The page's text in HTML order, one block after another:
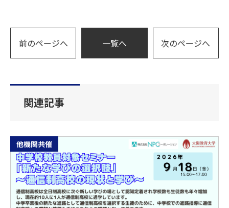
前のページへ 一覧へ 次のページへ
関連記事
他機関共催